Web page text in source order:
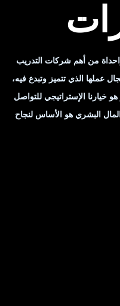
من أهم شركات التدريب
عملها الذي تتميز وتبدع فيه،
خيارنا الإستراتيجي للتواصل
البشري هو الأساس لنجاح